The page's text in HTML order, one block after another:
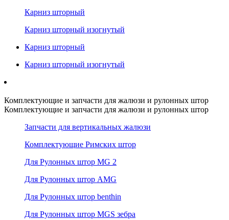
Карниз шторный
Карниз шторный изогнутый
Карниз шторный
Карниз шторный изогнутый
Комплектующие и запчасти для жалюзи и рулонных штор
Комплектующие и запчасти для жалюзи и рулонных штор
Запчасти для вертикальных жалюзи
Комплектующие Римских штор
Для Рулонных штор MG 2
Для Рулонных штор AMG
Для Рулонных штор benthin
Для Рулонных штор MGS зебра